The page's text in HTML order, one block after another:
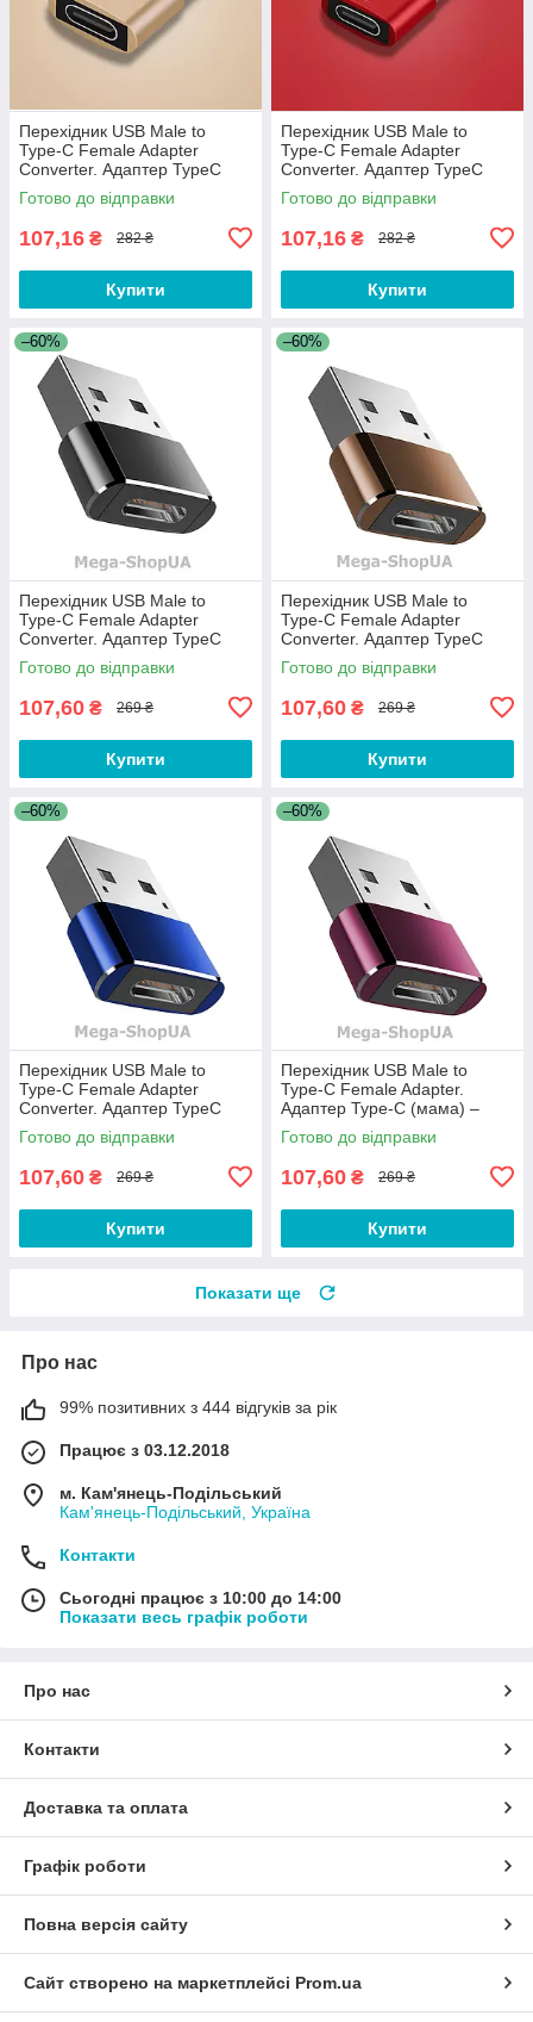
Перехідник USB Male to
Type-C Female Adapter
Converter. Адаптер TypeC
(мама) - USB (тато) WC32QS
Золотистий
Готово до відправки
107,16 ₴ 282 ₴
Купити
Перехідник USB Male to
Type-C Female Adapter
Converter. Адаптер TypeC
(мама) - USB (тато) WC32QS
Червоний
Готово до відправки
107,16 ₴ 282 ₴
Купити
–60%
Перехідник USB Male to
Type-C Female Adapter
Converter. Адаптер TypeC
(мама) - USB (тато) Чорний
Готово до відправки
107,60 ₴ 269 ₴
Купити
–60%
Перехідник USB Male to
Type-C Female Adapter
Converter. Адаптер TypeC
(мама) - USB (тато)
Коричневий
Готово до відправки
107,60 ₴ 269 ₴
Купити
–60%
Перехідник USB Male to
Type-C Female Adapter
Converter. Адаптер TypeC
(мама) - USB (тато) Синій
Готово до відправки
107,60 ₴ 269 ₴
Купити
–60%
Перехідник USB Male to
Type-C Female Adapter.
Адаптер Type-C (мама) –
USB (тато). Type-A to Type-C
Бордовий
Готово до відправки
107,60 ₴ 269 ₴
Купити
Показати ще
Про нас
99% позитивних з 444 відгуків за рік
Працює з 03.12.2018
м. Кам'янець-Подільський
Кам'янець-Подільський, Україна
Контакти
Сьогодні працює з 10:00 до 14:00
Показати весь графік роботи
Про нас
Контакти
Доставка та оплата
Графік роботи
Повна версія сайту
Сайт створено на маркетплейсі Prom.ua